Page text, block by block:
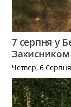
7 серпня у
Четвер, 6